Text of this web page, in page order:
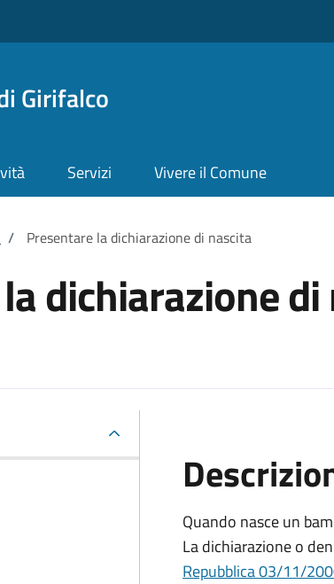
Girifalco
Servizi Vivere il Comune
/ Presentare la dichiarazione di nascita
dichiarazione
Quando nasce un
La dichiarazione o
Repubblica 03/11/